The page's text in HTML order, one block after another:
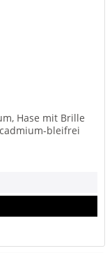
Hase mit Brille
bleifrei